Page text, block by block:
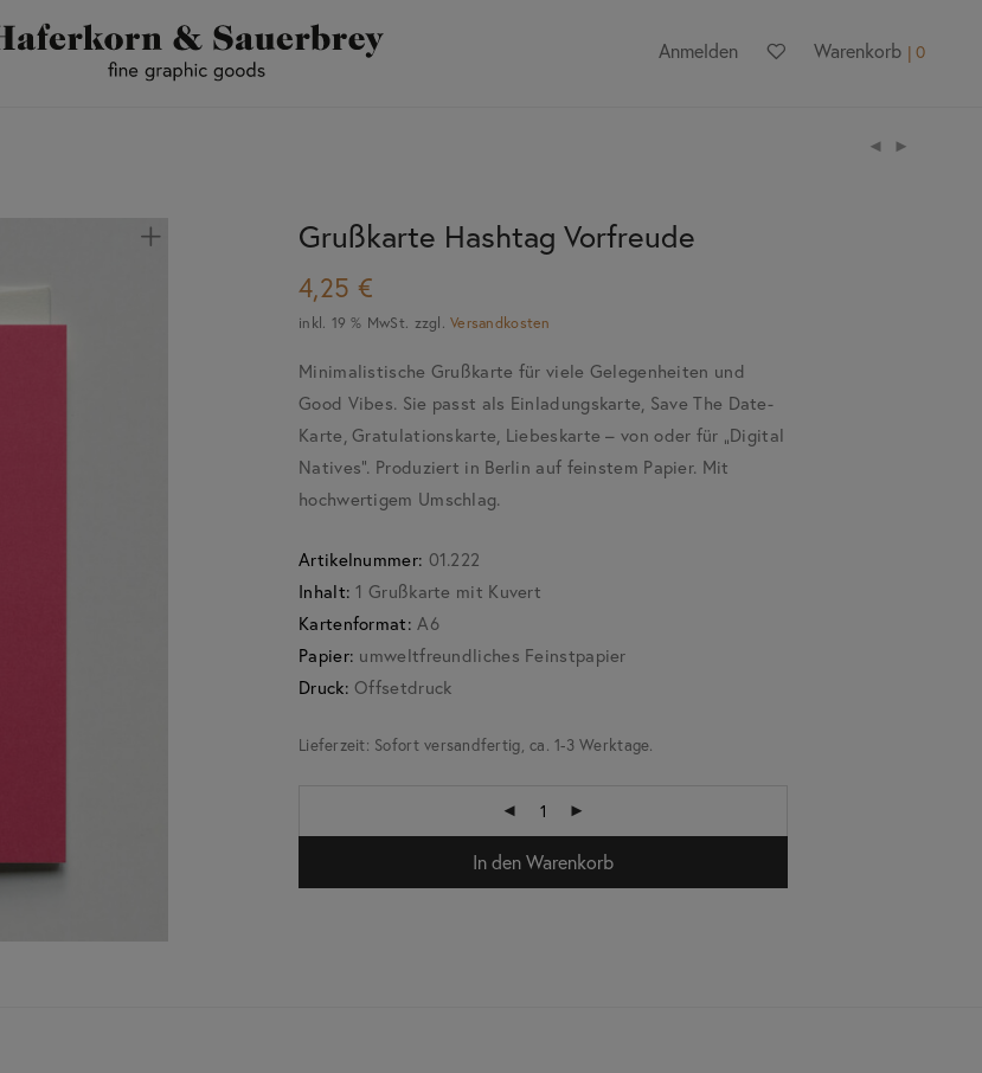
Anmelden Warenkorb 0
Grußkarte Hashtag Vorfreude
4,25 €
inkl. 19 % MwSt. zzgl.Versandkosten
Minimalistische Grußkarte für viele Gelegenheiten und
Good Vibes. Sie passt als Einladungskarte, Save The Date-
Karte, Gratulationskarte, Liebeskarte – von oder für „Digital
Natives“. Produziert in Berlin auf feinstem Papier. Mit
hochwertigem Umschlag.
Artikelnummer: 01.222
Inhalt: 1 Grußkarte mit Kuvert
Kartenformat: A6
Papier: umweltfreundliches Feinstpapier
Druck: Offsetdruck
Lieferzeit: Sofort versandfertig, ca. 1-3 Werktage.
In den Warenkorb